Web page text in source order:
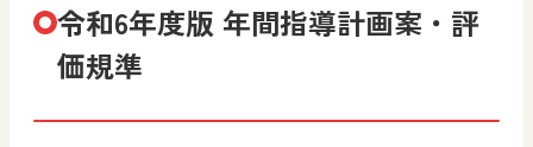
令和6年度版 年間指導計画案・評
価規準